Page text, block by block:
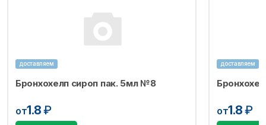
доставляем
Бронхохелп сироп пак. 5мл №8
от1.8₽
доставляем
от1.8₽